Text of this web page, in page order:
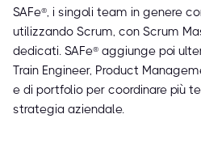
SAFe®, i singoli team in genere
utilizzando Scrum, con Scrum
dedicati. SAFe® aggiunge poi
Train Engineer, Product
e di portfolio per coordinare più
strategia aziendale.